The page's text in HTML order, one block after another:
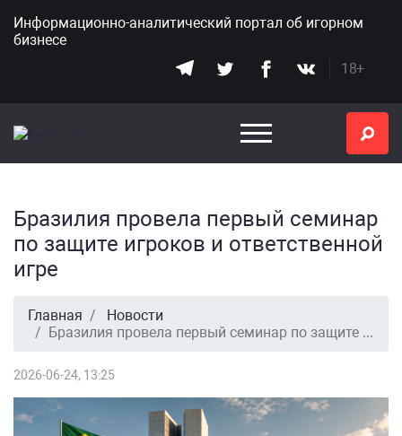
Информационно-аналитический портал об игорном
бизнесе
18+
Бразилия провела первый семинар
по защите игроков и ответственной
игре
Главная
Новости
Бразилия провела первый семинар по защите игроков и ответственной игре
2026-06-24, 13:25